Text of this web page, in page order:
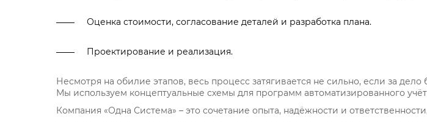
Оценка стоимости, согласование деталей и разработка плана.
Проектирование и реализация.
Несмотря на обилие этапов, весь процесс затягивается не сильно, если за
Мы используем концептуальные схемы для программ автоматизированного
Компания «Одна Система» – это сочетание опыта, надёжности и